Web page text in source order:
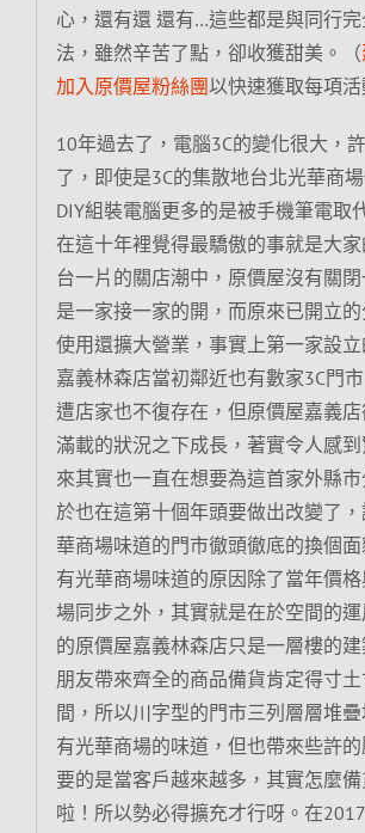
心，還有還 還有…這些都是與同行
法，雖然辛苦了點，卻收獲甜美。（
加入原價屋粉絲團以快速獲取每項活
10年過去了，電腦3C的變化很大，
了，即使是3C的集散地台北光華商
DIY組裝電腦更多的是被手機筆電取
在這十年裡覺得最驕傲的事就是大
台一片的關店潮中，原價屋沒有關
是一家接一家的開，而原來已開立
使用還擴大營業，事實上第一家設
嘉義林森店當初鄰近也有數家3C門
遭店家也不復存在，但原價屋嘉義
滿載的狀況之下成長，著實令人感
來其實也一直在想要為這首家外縣
於也在這第十個年頭要做出改變了
華商場味道的門市徹頭徹底的換個
有光華商場味道的原因除了當年價
場同步之外，其實就是在於空間的
的原價屋嘉義林森店只是一層樓的
朋友帶來齊全的商品備貨肯定得寸
間，所以川字型的門市三列層層堆
有光華商場的味道，但也帶來些許
要的是當客戶越來越多，其實怎麼
啦！所以勢必得擴充才行呀。在